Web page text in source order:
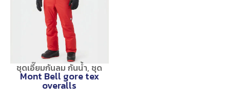
ชุดเอี๊ยมกันลม กันน้ำ, ชุด
Mont Bell gore tex
overalls